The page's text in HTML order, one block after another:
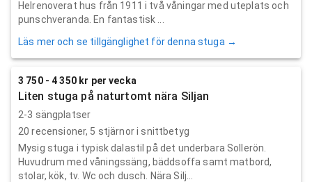
Helrenoverat hus från 1911 i två våningar med uteplats och
punschveranda. En fantastisk ...
Läs mer och se tillgänglighet för denna stuga →
3 750 - 4 350 kr per vecka
Liten stuga på naturtomt nära Siljan
2-3 sängplatser
20 recensioner, 5 stjärnor i snittbetyg
Mysig stuga i typisk dalastil på det underbara Sollerön.
Huvudrum med våningssäng, bäddsoffa samt matbord,
stolar, kök, tv. Wc och dusch. Nära Silj...